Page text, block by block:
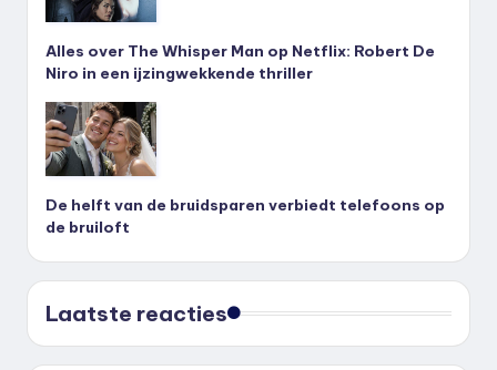
Alles over The Whisper Man op Netflix: Robert De
Niro in een ijzingwekkende thriller
De helft van de bruidsparen verbiedt telefoons op
de bruiloft
Laatste reacties